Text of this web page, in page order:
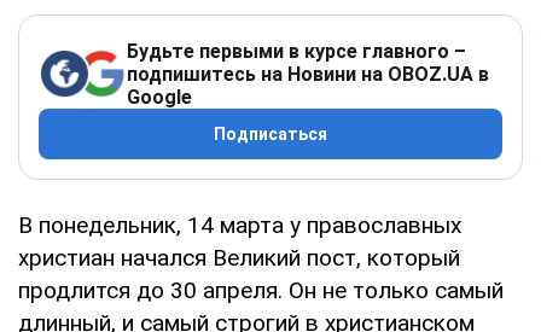
Будьте первыми в курсе главного –
подпишитесь на Новини на OBOZ.UA в
Google
Подписаться
В понедельник, 14 марта у православных
христиан начался Великий пост, который
продлится до 30 апреля. Он не только самый
длинный, и самый строгий в христианском